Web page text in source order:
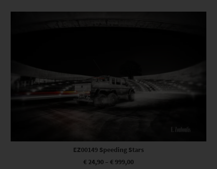
Dieses Produkt weist mehrere Varianten auf. Die Optionen können auf der Produktseite gewählt werden
EZ00149 Speeding Stars
€ 24,90 – € 999,00